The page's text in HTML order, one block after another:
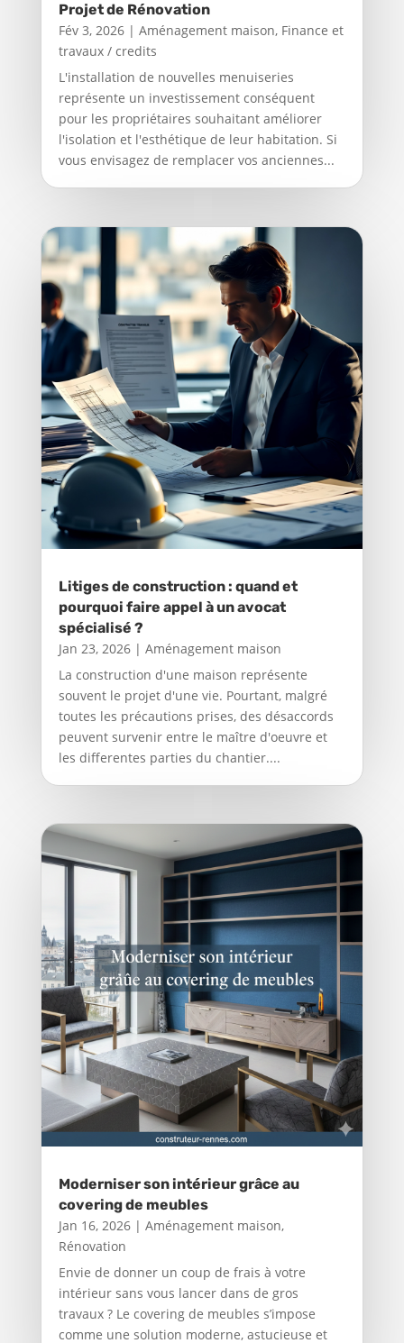
Projet de Rénovation
Fév 3, 2026| Aménagement maison, Finance et
travaux / credits
L'installation de nouvelles menuiseries
représente un investissement conséquent
pour les propriétaires souhaitant améliorer
l'isolation et l'esthétique de leur habitation. Si
vous envisagez de remplacer vos anciennes...
Litiges de construction : quand et
pourquoi faire appel à un avocat
spécialisé ?
Jan 23, 2026| Aménagement maison
La construction d'une maison représente
souvent le projet d'une vie. Pourtant, malgré
toutes les précautions prises, des désaccords
peuvent survenir entre le maître d'oeuvre et
les differentes parties du chantier....
Moderniser son intérieur grâce au
covering de meubles
Jan 16, 2026| Aménagement maison,
Rénovation
Envie de donner un coup de frais à votre
intérieur sans vous lancer dans de gros
travaux ? Le covering de meubles s’impose
comme une solution moderne, astucieuse et